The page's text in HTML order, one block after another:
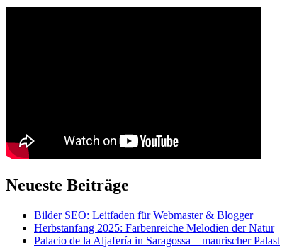
Neueste Beiträge
Bilder SEO: Leitfaden für Webmaster & Blogger
Herbstanfang 2025: Farbenreiche Melodien der Natur
Palacio de la Aljafería in Saragossa – maurischer Palast